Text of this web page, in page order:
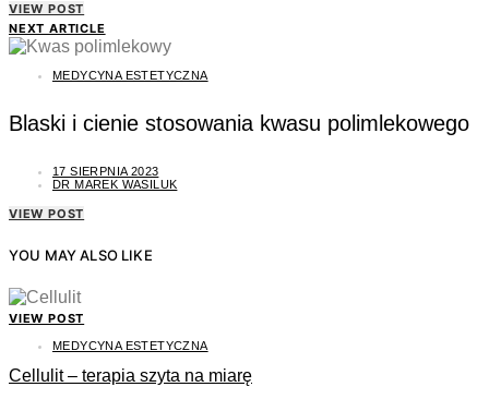
VIEW POST
NEXT ARTICLE
MEDYCYNA ESTETYCZNA
Blaski i cienie stosowania kwasu polimlekowego
17 SIERPNIA 2023
DR MAREK WASILUK
VIEW POST
YOU MAY ALSO LIKE
VIEW POST
MEDYCYNA ESTETYCZNA
Cellulit – terapia szyta na miarę